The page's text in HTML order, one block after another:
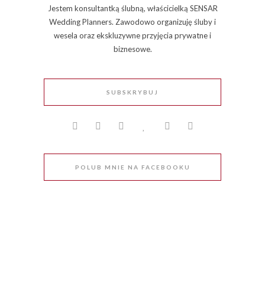
Jestem konsultantką ślubną, właścicielką SENSAR
Wedding Planners. Zawodowo organizuję śluby i
wesela oraz ekskluzywne przyjęcia prywatne i
biznesowe.
SUBSKRYBUJ
POLUB MNIE NA FACEBOOKU